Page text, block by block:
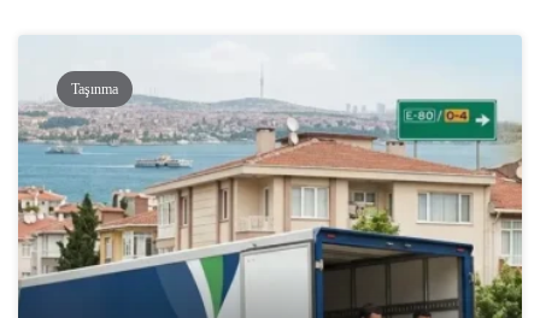
Taşınma